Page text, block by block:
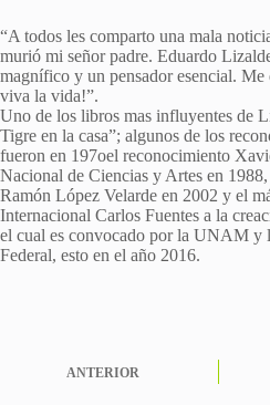
“A todos les comparto una mala
murió mi señor padre. Eduardo
magnífico y un pensador esencial. Me
viva la vida!”.
Uno de los libros mas influyentes de
Tigre en la casa”; algunos de los
fueron en 197oel reconocimiento
Nacional de Ciencias y Artes en
Ramón López Velarde en 2002 y el
Internacional Carlos Fuentes a la
el cual es convocado por la UNAM y
Federal, esto en el año 2016.
ANTERIOR